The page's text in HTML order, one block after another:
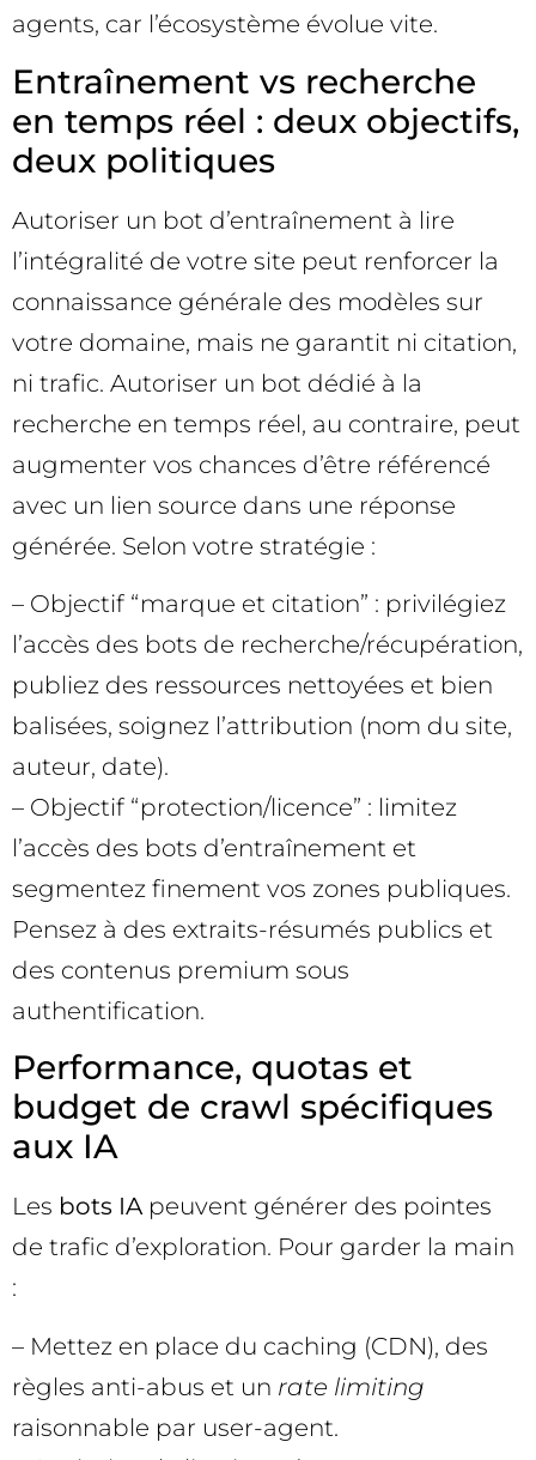
agents, car l’écosystème évolue vite.
Entraînement vs recherche
en temps réel : deux objectifs,
deux politiques
Autoriser un bot d’entraînement à lire
l’intégralité de votre site peut renforcer la
connaissance générale des modèles sur
votre domaine, mais ne garantit ni citation,
ni trafic. Autoriser un bot dédié à la
recherche en temps réel, au contraire, peut
augmenter vos chances d’être référencé
avec un lien source dans une réponse
générée. Selon votre stratégie :
– Objectif “marque et citation” : privilégiez
l’accès des bots de recherche/récupération,
publiez des ressources nettoyées et bien
balisées, soignez l’attribution (nom du site,
auteur, date).
– Objectif “protection/licence” : limitez
l’accès des bots d’entraînement et
segmentez finement vos zones publiques.
Pensez à des extraits-résumés publics et
des contenus premium sous
authentification.
Performance, quotas et
budget de crawl spécifiques
aux IA
Les bots IApeuvent générer des pointes
de trafic d’exploration. Pour garder la main
:
– Mettez en place du caching (CDN), des
règles anti-abus et un rate limiting
raisonnable par user-agent.